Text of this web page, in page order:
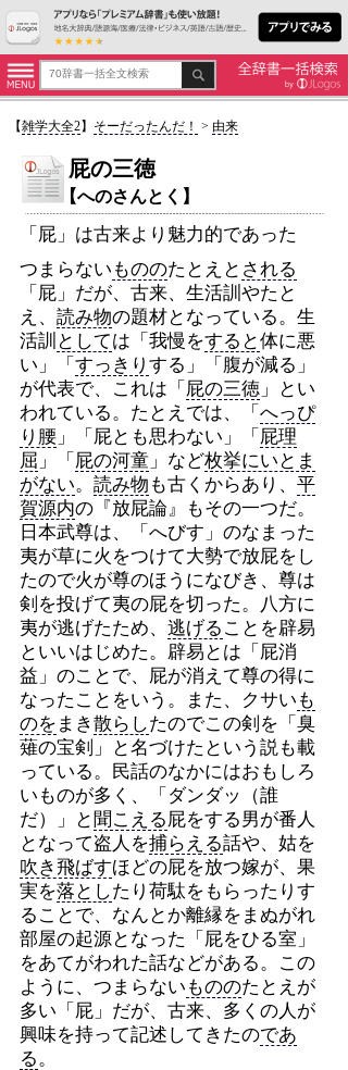
【雑学大全2】 そーだったんだ！ > 由来
屁の三徳
【へのさんとく】
「屁」は古来より魅力的であった
つまらない もののたとえと される
「屁」だが、古来、生活訓やたと
え、 読み物の題材となっている。生
活訓 としては「我慢をすると体に悪
い」「 すっきり する」「腹が減る」
が代表で、これは「 屁の三徳」とい
われている。たとえでは、「 へっぴ
り腰」「屁とも思わない」「 屁理
屈 」「 屁の河童」など枚挙にいとま
がない。 読み物 も古くからあり、 平
賀源内の『放屁論』もその一つだ。
日本武尊は、「へびす」のなまった
夷が草に火をつけて大勢で放屁をし
たので火が尊のほうになびき、尊は
剣を投げて夷の屁を切った。八方に
夷が逃げたため、 逃げる ことを辟易
といいはじめた。辟易とは「屁消
益」のことで、屁が消えて尊の得に
なったことをいう。また、クサい も
のを まき散らしたのでこの剣を「臭
薙の宝剣」と名づけたという説も載
っている。民話のなかにはおもしろ
いものが多く、「ダンダッ（誰
だ）」と 聞こえる屁をする男が番人
となって盗人を捕らえる話や、姑を
吹き飛ばすほどの屁を放つ嫁が、果
実を落としたり荷駄をもらったりす
ることで、なんとか離縁をまぬがれ
部屋の起源となった「屁をひる室」
をあてがわれた話などがある。この
ように、つまらない もののたとえが
多い「屁」だが、古来、多くの人が
興味を持って記述してきたのであ
る。